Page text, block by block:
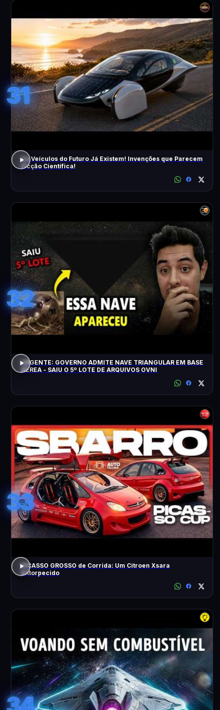
31
Os Veículos do Futuro Já Existem! Invenções que Parecem
Ficção Científica!
32
URGENTE: GOVERNO ADMITE NAVE TRIANGULAR EM BASE
AÉREA - SAIU O 5º LOTE DE ARQUIVOS OVNI
33
PICASSO GROSSO de Corrida: Um Citroen Xsara
Entorpecido